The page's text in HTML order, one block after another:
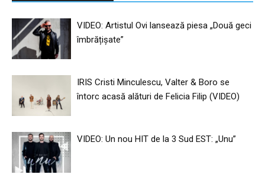
VIDEO: Artistul Ovi lansează piesa „Două geci
îmbrățișate”
IRIS Cristi Minculescu, Valter & Boro se
întorc acasă alături de Felicia Filip (VIDEO)
VIDEO: Un nou HIT de la 3 Sud EST: „Unu”